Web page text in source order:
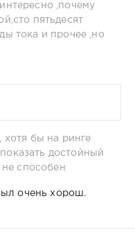
,почему
пятьдесят
тока и прочее ,но
хотя бы на ринге
достойный
не способен
очень хорош.